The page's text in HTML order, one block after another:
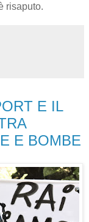
risaputo.
E IL
E BOMBE